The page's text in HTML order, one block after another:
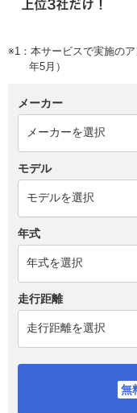
※1：本サービスで実施の
年5月）
メーカー
モデル
年式
走行距離